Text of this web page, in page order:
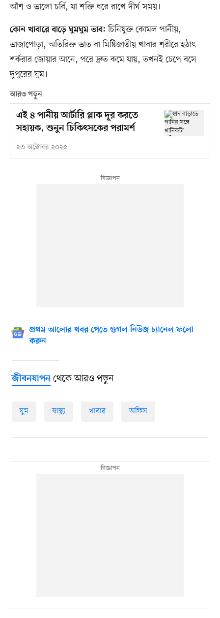
আঁশ ও ভালো চর্বি, যা শক্তি ধরে রাখে দীর্ঘ সময়।
কোন খাবারে বাড়ে ঘুমঘুম ভাব: চিনিযুক্ত কোমল পানীয়,
ভাজাপোড়া, অতিরিক্ত ভাত বা মিষ্টিজাতীয় খাবার শরীরে হঠাৎ
শর্করার জোয়ার আনে, পরে দ্রুত কমে যায়, তখনই চেপে বসে
দুপুরের ঘুম।
আরও পড়ুন
এই ৪ পানীয় আর্টারি প্লাক দূর করতে
সহায়ক, শুনুন চিকিৎসকের পরামর্শ
২৩ অক্টোবর ২০২৫
প্রথম আলোর খবর পেতে গুগল নিউজ চ্যানেল ফলো
করুন
জীবনযাপনথেকে আরও পড়ুন
ঘুম স্বাস্থ্য খাবার অফিস